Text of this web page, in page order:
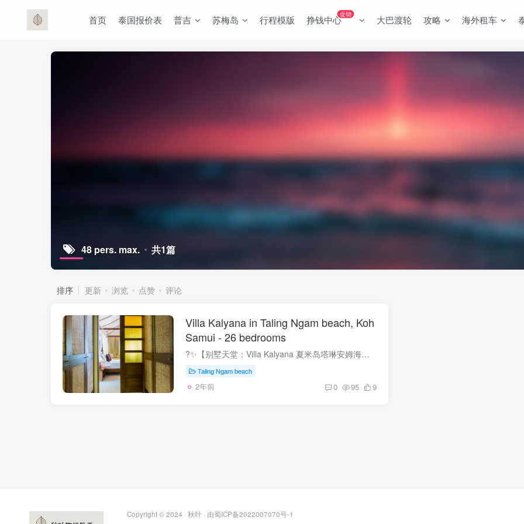
首页 泰国报价表 普吉 苏梅岛 行程模版 挣钱中心促销 大巴渡轮 攻略 海外租车
48 pers. max. 共1篇
排序 更新 浏览 点赞 评论
Villa Kalyana in Taling Ngam beach, Koh
Samui - 26 bedrooms
?✨【别墅天堂：Villa Kalyana 夏米岛塔琳安姆海滩】✨? ?‍❤️‍?‍?✨? 女神们的专属天堂 ?✨?‍❤️‍?‍? 东南亚的梦幻之地 - 夏米岛塔琳安姆海滩上的Villa Kalyana，绝对是你的终极度假选...
Taling Ngam beach
2年前 0 95 9
Copyright © 2024 · 秋叶· 由蜀ICP备2022007070号-1